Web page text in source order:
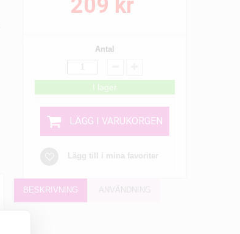
209 kr
Antal
I lager
LÄGG I VARUKORGEN
Lägg till i mina favoriter
BESKRIVNING